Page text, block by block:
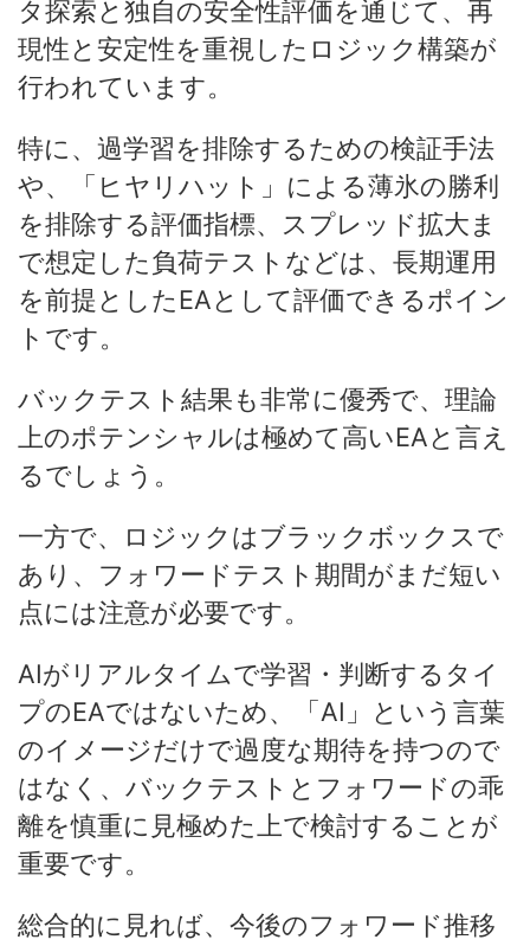
タ探索と独自の安全性評価を通じて、再
現性と安定性を重視したロジック構築が
行われています。
特に、過学習を排除するための検証手法
や、「ヒヤリハット」による薄氷の勝利
を排除する評価指標、スプレッド拡大ま
で想定した負荷テストなどは、長期運用
を前提としたEAとして評価できるポイン
トです。
バックテスト結果も非常に優秀で、理論
上のポテンシャルは極めて高いEAと言え
るでしょう。
一方で、ロジックはブラックボックスで
あり、フォワードテスト期間がまだ短い
点には注意が必要です。
AIがリアルタイムで学習・判断するタイ
プのEAではないため、「AI」という言葉
のイメージだけで過度な期待を持つので
はなく、バックテストとフォワードの乖
離を慎重に見極めた上で検討することが
重要です。
総合的に見れば、今後のフォワード推移